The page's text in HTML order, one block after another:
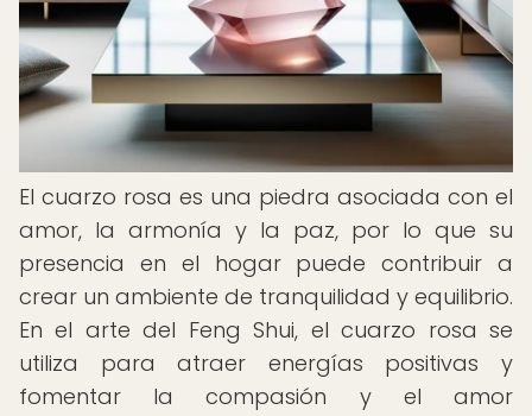
El cuarzo rosa es una piedra asociada con el
amor, la armonía y la paz, por lo que su
presencia en el hogar puede contribuir a
crear un ambiente de tranquilidad y equilibrio.
En el arte del Feng Shui, el cuarzo rosa se
utiliza para atraer energías positivas y
fomentar la compasión y el amor